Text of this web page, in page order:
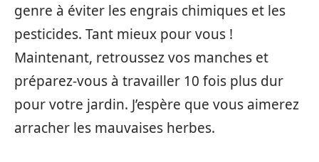
genre à éviter les engrais chimiques et les
pesticides. Tant mieux pour vous !
Maintenant, retroussez vos manches et
préparez-vous à travailler 10 fois plus dur
pour votre jardin. J’espère que vous aimerez
arracher les mauvaises herbes.